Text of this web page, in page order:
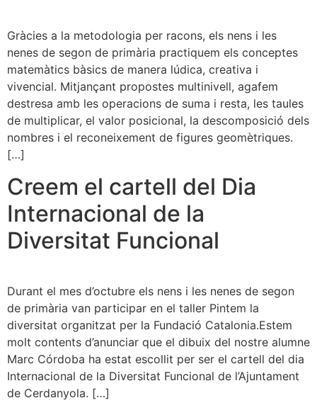
Gràcies a la metodologia per racons, els nens i les
nenes de segon de primària practiquem els conceptes
matemàtics bàsics de manera lúdica, creativa i
vivencial. Mitjançant propostes multinivell, agafem
destresa amb les operacions de suma i resta, les taules
de multiplicar, el valor posicional, la descomposició dels
nombres i el reconeixement de figures geomètriques.
[…]
Creem el cartell del Dia
Internacional de la
Diversitat Funcional
Durant el mes d’octubre els nens i les nenes de segon
de primària van participar en el taller Pintem la
diversitat organitzat per la Fundació Catalonia.Estem
molt contents d’anunciar que el dibuix del nostre alumne
Marc Córdoba ha estat escollit per ser el cartell del dia
Internacional de la Diversitat Funcional de l’Ajuntament
de Cerdanyola. […]